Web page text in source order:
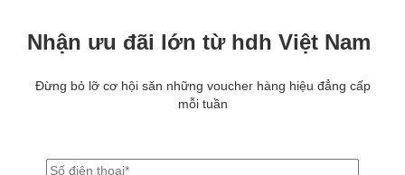
Nhận ưu đãi lớn từ hdh Việt Nam
Đừng bỏ lỡ cơ hội săn những voucher hàng hiệu đẳng cấp
mỗi tuần